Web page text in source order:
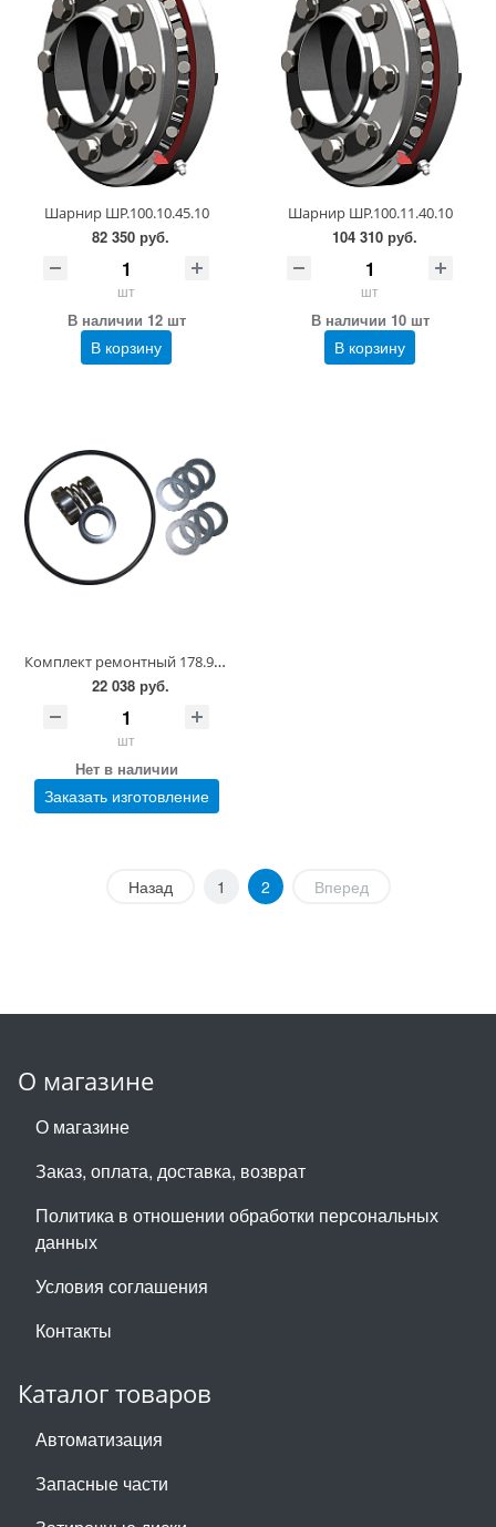
Шарнир ШР.100.10.45.10
82 350 руб.
шт
В наличии 12 шт
В корзину
Шарнир ШР.100.11.40.10
104 310 руб.
шт
В наличии 10 шт
В корзину
Комплект ремонтный 178.90.00.00КР
22 038 руб.
шт
Нет в наличии
Заказать изготовление
Назад 1 2 Вперед
О магазине
О магазине
Заказ, оплата, доставка, возврат
Политика в отношении обработки персональных
данных
Условия соглашения
Контакты
Каталог товаров
Автоматизация
Запасные части